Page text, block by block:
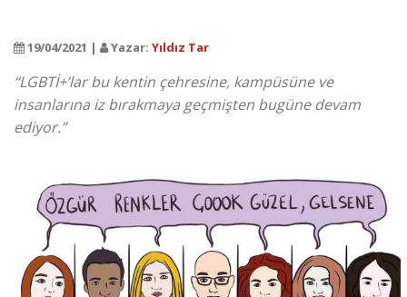
19/04/2021 | Yazar: Yıldız Tar
“LGBTİ+’lar bu kentin çehresine, kampüsüne ve
insanlarına iz bırakmaya geçmişten bugüne devam
ediyor.”